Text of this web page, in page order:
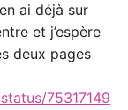
ai déjà sur
et j’espère
deux pages
75317149